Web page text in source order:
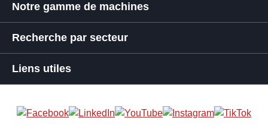
Notre gamme de machines
Recherche par secteur
Liens utiles